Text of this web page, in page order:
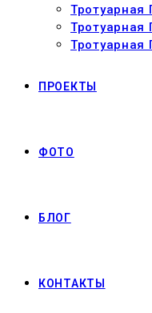
Тротуарная
Тротуарная
Тротуарная
ПРОЕКТЫ
ФОТО
БЛОГ
КОНТАКТЫ